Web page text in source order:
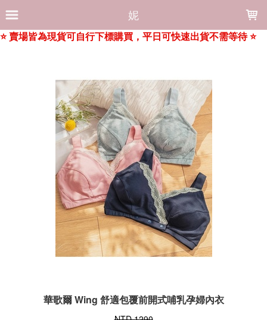
妮
華歌爾 Wing 舒適包覆前開式哺乳孕婦內衣